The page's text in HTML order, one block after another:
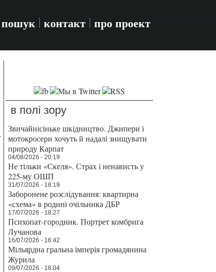
пошук контакт про проект
в полі зору
Звичайнісіньке шкідництво. Джипери і
мотокросери хочуть й надалі знищувати
природу Карпат
04/08/2026 - 20:19
Не тільки «Скеля». Страх і ненависть у
225-му ОШП
31/07/2026 - 18:19
Заборонене розслідування: квартирна
«схема» в родині очільника ДБР
17/07/2026 - 18:27
Психопат-городник. Портрет комбрига
Лучанова
16/07/2026 - 16:42
Мільярдна гральна імперія громадянина
Журила
09/07/2026 - 18:04